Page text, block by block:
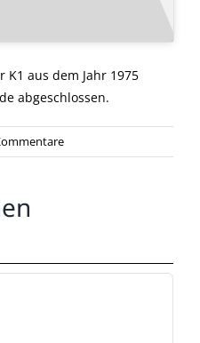
K1 aus dem Jahr 1975
abgeschlossen.